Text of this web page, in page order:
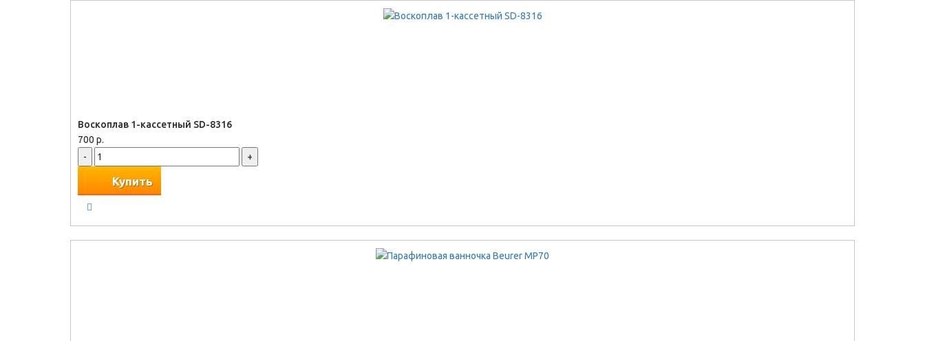
Воскоплав 1-кассетный SD-8316
700 р.
-
+
Купить